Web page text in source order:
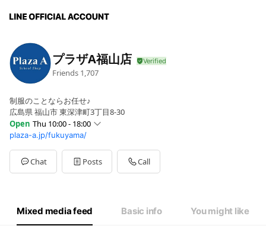
プラザA福山店
Friends 1,707
制服のことならお任せ♪
広島県 福山市 東深津町3丁目8-30
Open Thu 10:00 - 18:00
Sun10:00 - 18:00
Mon10:00 - 18:00
TueClosed
Wed10:00 - 18:00
10:00 - 18:00
定休日はHPをご覧下さい
plaza-a.jp/fukuyama/
Chat Posts Call
Mixed media feed Basic info You might like